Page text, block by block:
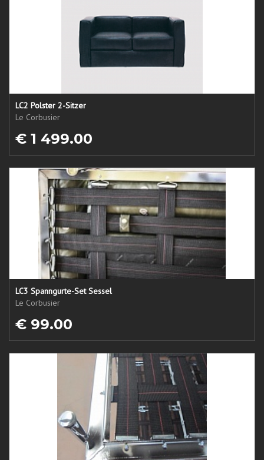
LC2 Polster 2-Sitzer
Le Corbusier
€ 1 499.00
LC3 Spanngurte-Set Sessel
Le Corbusier
€ 99.00